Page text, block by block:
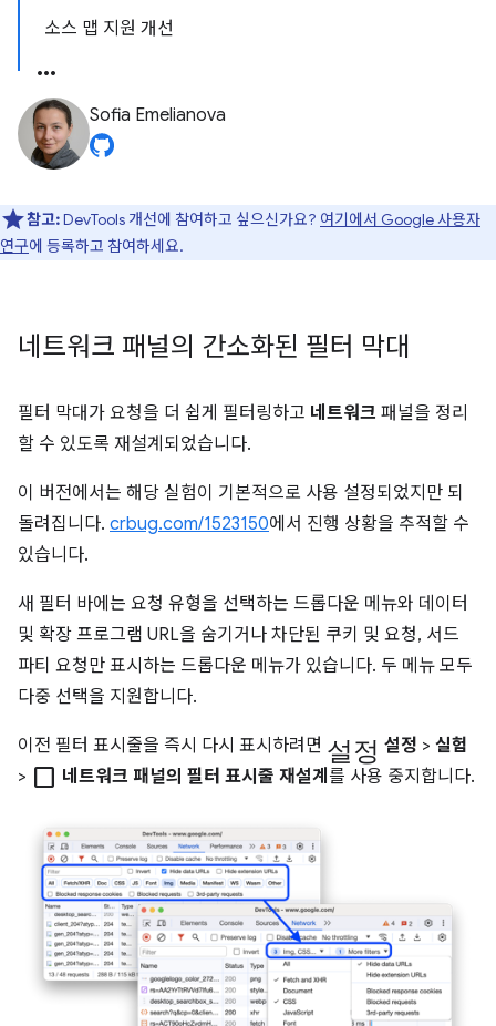
소스 맵 지원 개선
Sofia Emelianova
참고:DevTools 개선에 참여하고 싶으신가요? 여기에서 Google 사용자
연구에 등록하고 참여하세요.
네트워크 패널의 간소화된 필터 막대
필터 막대가 요청을 더 쉽게 필터링하고 네트워크 패널을 정리
할 수 있도록 재설계되었습니다.
이 버전에서는 해당 실험이 기본적으로 사용 설정되었지만 되
돌려집니다. crbug.com/1523150에서 진행 상황을 추적할 수
있습니다.
새 필터 바에는 요청 유형을 선택하는 드롭다운 메뉴와 데이터
및 확장 프로그램 URL을 숨기거나 차단된 쿠키 및 요청, 서드
파티 요청만 표시하는 드롭다운 메뉴가 있습니다. 두 메뉴 모두
다중 선택을 지원합니다.
이전 필터 표시줄을 즉시 다시 표시하려면 설정 설정 > 실험
> check_box_outline_blank 네트워크 패널의 필터 표시줄 재설계 를 사용 중지합니다.